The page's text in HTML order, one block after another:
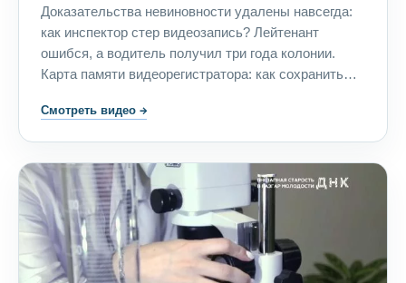
Доказательства невиновности удалены навсегда:
как инспектор стер видеозапись? Лейтенант
ошибся, а водитель получил три года колонии.
Карта памяти видеорегистратора: как сохранить
пассажир транзитного грузовика пострадали от
запустить двигатель зимой. Цирк на дороге: клоун,
хищники и фаершоу. Чем закончилась погоня за
неадекватным водителем?
Смотреть видео →